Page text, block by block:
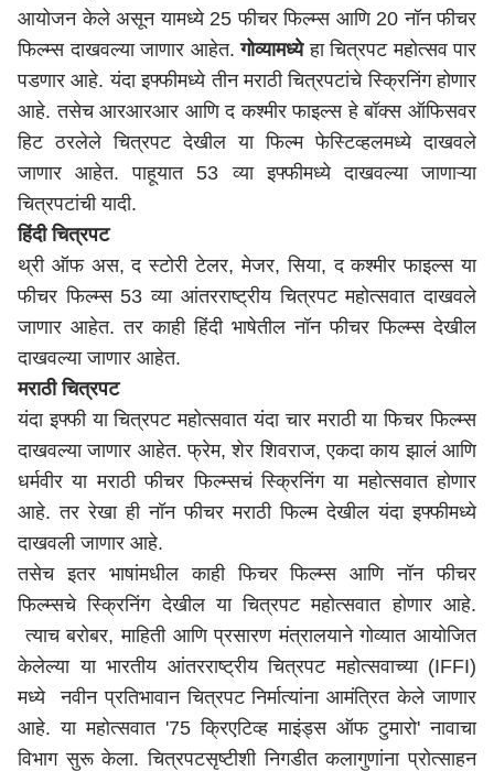
आयोजन केले असून यामध्ये 25 फीचर फिल्म्स आणि 20 नॉन फीचर
फिल्म्स दाखवल्या जाणार आहेत.गोव्यामध्येहा चित्रपट महोत्सव पार
पडणार आहे. यंदा इफ्फीमध्ये तीन मराठी चित्रपटांचे स्क्रिनिंग होणार
आहे. तसेच आरआरआर आणि द कश्मीर फाइल्स हे बॉक्स ऑफिसवर
हिट ठरलेले चित्रपट देखील या फिल्म फेस्टिव्हलमध्ये दाखवले
जाणार आहेत. पाहूयात 53 व्या इफ्फीमध्ये दाखवल्या जाणाऱ्या
चित्रपटांची यादी.
हिंदी चित्रपट
थ्री ऑफ अस, द स्टोरी टेलर, मेजर, सिया, द कश्मीर फाइल्स या
फीचर फिल्म्स 53 व्या आंतरराष्ट्रीय चित्रपट महोत्सवात दाखवले
जाणार आहेत. तर काही हिंदी भाषेतील नॉन फीचर फिल्म्स देखील
दाखवल्या जाणार आहेत.
मराठी चित्रपट
यंदा इफ्फी या चित्रपट महोत्सवात यंदा चार मराठी या फिचर फिल्म्स
दाखवल्या जाणार आहेत. फ्रेम, शेर शिवराज, एकदा काय झालं आणि
धर्मवीर या मराठी फीचर फिल्म्सचं स्क्रिनिंग या महोत्सवात होणार
आहे. तर रेखा ही नॉन फीचर मराठी फिल्म देखील यंदा इफ्फीमध्ये
दाखवली जाणार आहे.
तसेच इतर भाषांमधील काही फिचर फिल्म्स आणि नॉन फीचर
फिल्म्सचे स्क्रिनिंग देखील या चित्रपट महोत्सवात होणार आहे.
त्याच बरोबर, माहिती आणि प्रसारण मंत्रालयाने गोव्यात आयोजित
केलेल्या या भारतीय आंतरराष्ट्रीय चित्रपट महोत्सवाच्या (IFFI)
मध्ये नवीन प्रतिभावान चित्रपट निर्मात्यांना आमंत्रित केले जाणार
आहे. या महोत्सवात '75 क्रिएटिव्ह माइंड्स ऑफ टुमारो' नावाचा
विभाग सुरू केला. चित्रपटसृष्टीशी निगडीत कलागुणांना प्रोत्साहन